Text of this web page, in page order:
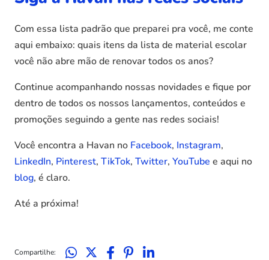
Com essa lista padrão que preparei pra você, me conte
aqui embaixo: quais itens da lista de material escolar
você não abre mão de renovar todos os anos?
Continue acompanhando nossas novidades e fique por
dentro de todos os nossos lançamentos, conteúdos e
promoções seguindo a gente nas redes sociais!
Você encontra a Havan no Facebook, Instagram,
LinkedIn, Pinterest, TikTok, Twitter, YouTube e aqui no
blog, é claro.
Até a próxima!
Compartilhe: